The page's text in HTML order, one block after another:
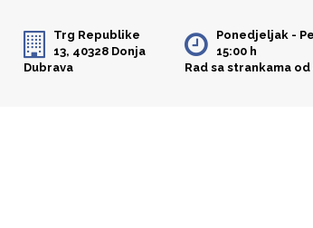
Trg Republike
13, 40328 Donja
Dubrava
Ponedjeljak -
15:00 h
Rad sa strankama od